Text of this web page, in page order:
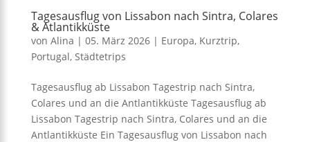
Tagesausflug von Lissabon nach Sintra, Colares
& Atlantikküste
von Alina | 05. März 2026| Europa, Kurztrip,
Portugal, Städtetrips
Tagesausflug ab Lissabon Tagestrip nach Sintra,
Colares und an die Antlantikküste Tagesausflug ab
Lissabon Tagestrip nach Sintra, Colares und an die
Antlantikküste Ein Tagesausflug von Lissabon nach